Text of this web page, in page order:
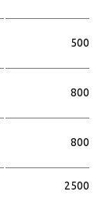
500
800
800
2500